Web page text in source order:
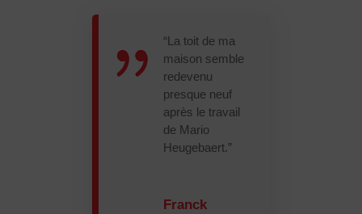
“La toit de ma
maison semble
redevenu
presque neuf
après le travail
de Mario
Heugebaert.”
Franck